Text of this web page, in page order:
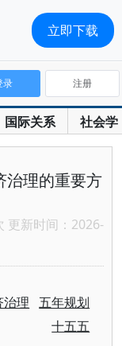
国际关系 社会学
录 注册
治理的重要方
更新时间：2026-
治理
五年规划
十五五
立即下载